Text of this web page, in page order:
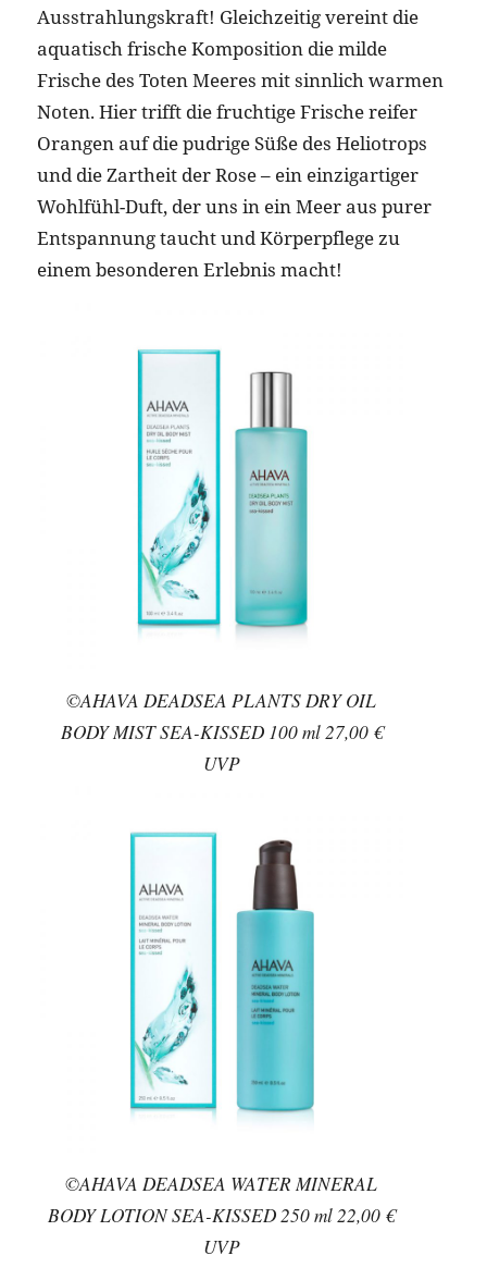
Ausstrahlungskraft! Gleichzeitig vereint die
aquatisch frische Komposition die milde
Frische des Toten Meeres mit sinnlich warmen
Noten. Hier trifft die fruchtige Frische reifer
Orangen auf die pudrige Süße des Heliotrops
und die Zartheit der Rose – ein einzigartiger
Wohlfühl-Duft, der uns in ein Meer aus purer
Entspannung taucht und Körperpflege zu
einem besonderen Erlebnis macht!
©AHAVA DEADSEA PLANTS DRY OIL
BODY MIST SEA-KISSED 100 ml 27,00 €
UVP
©AHAVA DEADSEA WATER MINERAL
BODY LOTION SEA-KISSED 250 ml 22,00 €
UVP